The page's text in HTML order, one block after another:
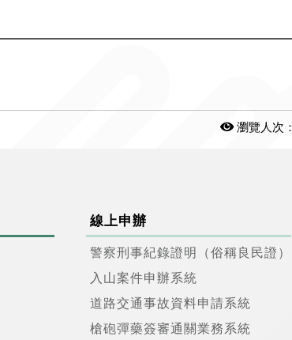
瀏覽人次：
線上申辦
警察刑事紀錄證明（俗稱良民證）
入山案件申辦系統
道路交通事故資料申請系統
槍砲彈藥簽審通關業務系統